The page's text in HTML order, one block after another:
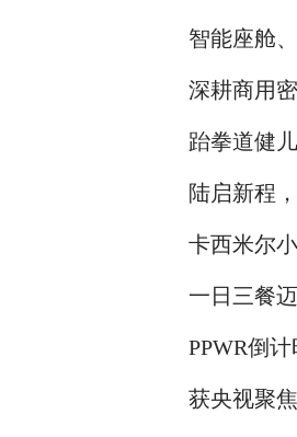
智能座舱
深耕商用
跆拳道健
请赛圆满
陆启新程
卡西米尔
一日三餐
PPWR倒
获央视聚